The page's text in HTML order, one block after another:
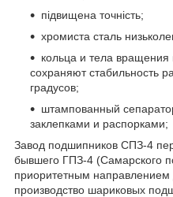
підвищена точність;
хромиста сталь
кольца и тела
сохраняют стабильность
градусов;
штампованный
заклепками и распорками;
Завод подшипников СПЗ-4
бывшего ГПЗ-4 (Самарского
приоритетным направлением
производство шариковых